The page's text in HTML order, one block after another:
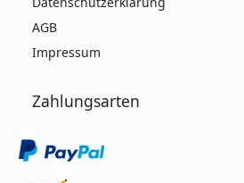
AGB
Impressum
Zahlungsarten